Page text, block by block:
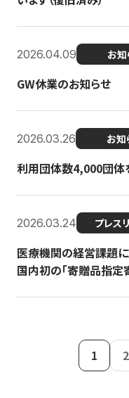
2026.04.09 お知
GW休業のお知らせ
2026.03.26 お知
利用団体数4,000団体
2026.03.24 プレス
医療機関の経営課題
国内初の「寄贈品指定
1 2